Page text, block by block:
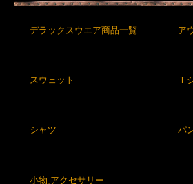
デラックスウエア商品一覧 ア
スウェット Ｔ
シャツ パ
小物,アクセサリー